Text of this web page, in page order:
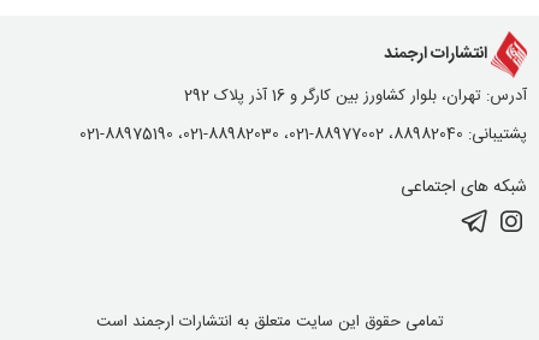
انتشارات ارجمند
آدرس: تهران، بلوار کشاورز بین کارگر و 16 آذر پلاک 292
پشتیبانی: 88982040، 88977002-021، 88982030-021، 88975190-021
شبکه های اجتماعی
تمامی حقوق این سایت متعلق به انتشارات ارجمند است